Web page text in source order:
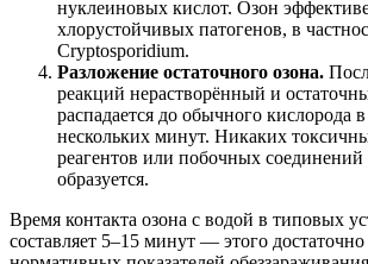
нуклеиновых кислот. Озон
хлорустойчивых патогенов, в
Cryptosporidium.
Разложение остаточного озона.
реакций нерастворённый и
распадается до обычного кислорода
нескольких минут. Никаких
реагентов или побочных соединений
образуется.
Время контакта озона с водой в типовых
составляет 5–15 минут — этого